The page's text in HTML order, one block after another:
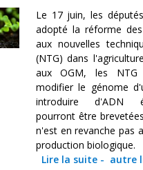
Le 17 juin, les
adopté la réforme
aux nouvelles
(NTG) dans
aux OGM, les NTG
modifier le génome
introduire d'ADN
pourront être
n'est en revanche pas
production biologique.
Lire la suite- autre